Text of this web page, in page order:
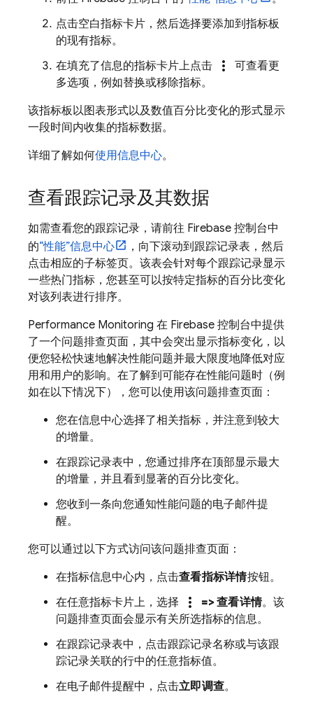
点击空白指标卡片，然后选择要添加到指标板
的现有指标。
在填充了信息的指标卡片上点击
more_vert
可查看更
多选项，例如替换或移除指标。
该指标板以图表形式以及数值百分比变化的形式显示
一段时间内收集的指标数据。
详细了解如何使用信息中心。
查看跟踪记录及其数据
如需查看您的跟踪记录，请前往 Firebase 控制台中
的“性能”信息中心
，向下滚动到跟踪记录表，然后
点击相应的子标签页。该表会针对每个跟踪记录显示
一些热门指标，您甚至可以按特定指标的百分比变化
对该列表进行排序。
Performance Monitoring 在 Firebase 控制台中提供
了一个问题排查页面，其中会突出显示指标变化，以
便您轻松快速地解决性能问题并最大限度地降低对应
用和用户的影响。在了解到可能存在性能问题时（例
如在以下情况下），您可以使用该问题排查页面：
您在信息中心选择了相关指标，并注意到较大
的增量。
在跟踪记录表中，您通过排序在顶部显示最大
的增量，并且看到显著的百分比变化。
您收到一条向您通知性能问题的电子邮件提
醒。
您可以通过以下方式访问该问题排查页面：
在指标信息中心内，点击查看指标详情按钮。
在任意指标卡片上，选择
more_vert => 查看详情。该
问题排查页面会显示有关所选指标的信息。
在跟踪记录表中，点击跟踪记录名称或与该跟
踪记录关联的行中的任意指标值。
在电子邮件提醒中，点击立即调查。